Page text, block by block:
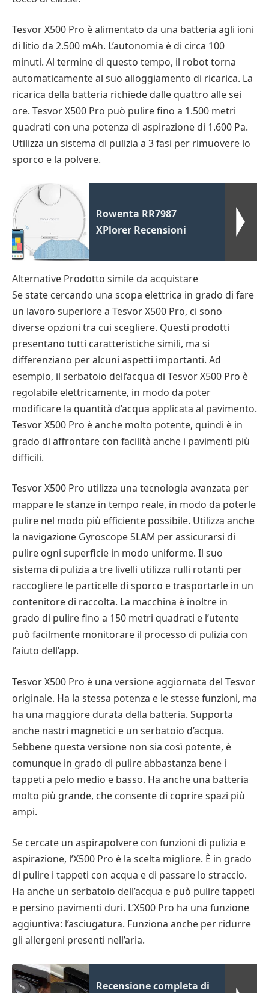
Tesvor X500 Pro è alimentato da una batteria agli ioni
di litio da 2.500 mAh. L’autonomia è di circa 100
minuti. Al termine di questo tempo, il robot torna
automaticamente al suo alloggiamento di ricarica. La
ricarica della batteria richiede dalle quattro alle sei
ore. Tesvor X500 Pro può pulire fino a 1.500 metri
quadrati con una potenza di aspirazione di 1.600 Pa.
Utilizza un sistema di pulizia a 3 fasi per rimuovere lo
sporco e la polvere.
Rowenta RR7987
XPlorer Recensioni
Alternative Prodotto simile da acquistare
Se state cercando una scopa elettrica in grado di fare
un lavoro superiore a Tesvor X500 Pro, ci sono
diverse opzioni tra cui scegliere. Questi prodotti
presentano tutti caratteristiche simili, ma si
differenziano per alcuni aspetti importanti. Ad
esempio, il serbatoio dell’acqua di Tesvor X500 Pro è
regolabile elettricamente, in modo da poter
modificare la quantità d’acqua applicata al pavimento.
Tesvor X500 Pro è anche molto potente, quindi è in
grado di affrontare con facilità anche i pavimenti più
difficili.
Tesvor X500 Pro utilizza una tecnologia avanzata per
mappare le stanze in tempo reale, in modo da poterle
pulire nel modo più efficiente possibile. Utilizza anche
la navigazione Gyroscope SLAM per assicurarsi di
pulire ogni superficie in modo uniforme. Il suo
sistema di pulizia a tre livelli utilizza rulli rotanti per
raccogliere le particelle di sporco e trasportarle in un
contenitore di raccolta. La macchina è inoltre in
grado di pulire fino a 150 metri quadrati e l’utente
può facilmente monitorare il processo di pulizia con
l’aiuto dell’app.
Tesvor X500 Pro è una versione aggiornata del Tesvor
originale. Ha la stessa potenza e le stesse funzioni, ma
ha una maggiore durata della batteria. Supporta
anche nastri magnetici e un serbatoio d’acqua.
Sebbene questa versione non sia così potente, è
comunque in grado di pulire abbastanza bene i
tappeti a pelo medio e basso. Ha anche una batteria
molto più grande, che consente di coprire spazi più
ampi.
Se cercate un aspirapolvere con funzioni di pulizia e
aspirazione, l’X500 Pro è la scelta migliore. È in grado
di pulire i tappeti con acqua e di passare lo straccio.
Ha anche un serbatoio dell’acqua e può pulire tappeti
e persino pavimenti duri. L’X500 Pro ha una funzione
aggiuntiva: l’asciugatura. Funziona anche per ridurre
gli allergeni presenti nell’aria.
Recensione completa di